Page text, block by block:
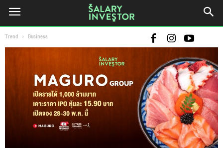
Trend Business